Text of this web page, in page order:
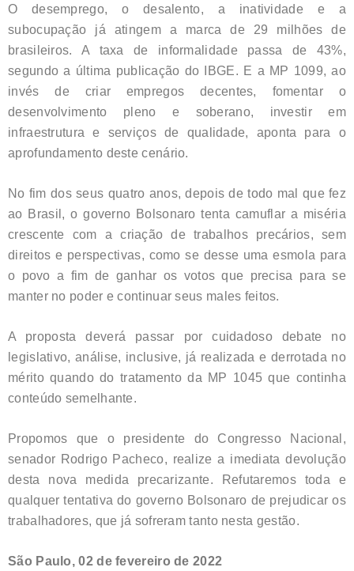
O desemprego, o desalento, a inatividade e a
subocupação já atingem a marca de 29 milhões de
brasileiros. A taxa de informalidade passa de 43%,
segundo a última publicação do IBGE. E a MP 1099, ao
invés de criar empregos decentes, fomentar o
desenvolvimento pleno e soberano, investir em
infraestrutura e serviços de qualidade, aponta para o
aprofundamento deste cenário.
No fim dos seus quatro anos, depois de todo mal que fez
ao Brasil, o governo Bolsonaro tenta camuflar a miséria
crescente com a criação de trabalhos precários, sem
direitos e perspectivas, como se desse uma esmola para
o povo a fim de ganhar os votos que precisa para se
manter no poder e continuar seus males feitos.
A proposta deverá passar por cuidadoso debate no
legislativo, análise, inclusive, já realizada e derrotada no
mérito quando do tratamento da MP 1045 que continha
conteúdo semelhante.
Propomos que o presidente do Congresso Nacional,
senador Rodrigo Pacheco, realize a imediata devolução
desta nova medida precarizante. Refutaremos toda e
qualquer tentativa do governo Bolsonaro de prejudicar os
trabalhadores, que já sofreram tanto nesta gestão.
São Paulo, 02 de fevereiro de 2022